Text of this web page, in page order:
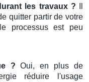
les travaux ?
quitter partir de votre
processus est peu
? Oui, en plus de
réduire l'usage